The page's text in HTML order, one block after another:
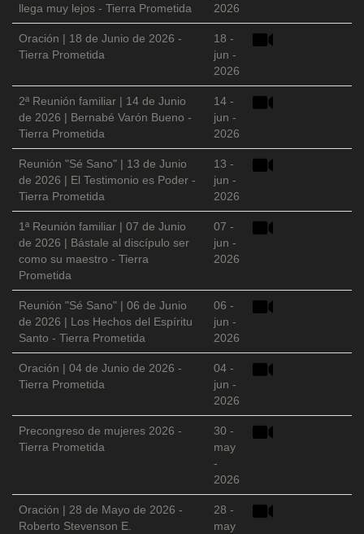
llega muy lejos - Tierra Prometida
2026
Oración | 18 de Junio de 2026 -
Tierra Prometida
18 -
jun -
2026
2ª Reunión familiar | 14 de Junio
de 2026 | Bernabé Varón Bueno -
Tierra Prometida
14 -
jun -
2026
Reunión "Sé Sano" | 13 de Junio
de 2026 | El Testimonio es Poder -
Tierra Prometida
13 -
jun -
2026
1ª Reunión familiar | 07 de Junio
de 2026 | Bástale al discípulo ser
como su maestro - Tierra
Prometida
07 -
jun -
2026
Reunión "Sé Sano" | 06 de Junio
de 2026 | Los Hechos del Espíritu
Santo - Tierra Prometida
06 -
jun -
2026
Oración | 04 de Junio de 2026 -
Tierra Prometida
04 -
jun -
2026
Precongreso de mujeres 2026 -
Tierra Prometida
30 -
may
-
2026
Oración | 28 de Mayo de 2026 -
Roberto Stevenson E.
28 -
may